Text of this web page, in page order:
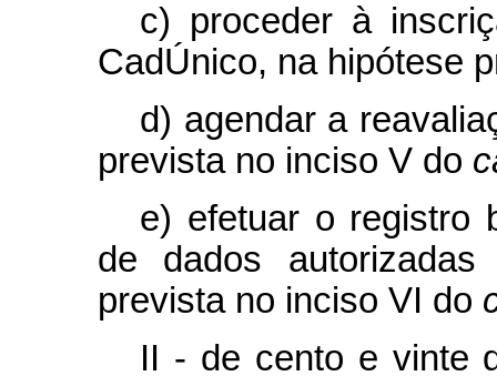
c) proceder à
CadÚnico, na hipótese
d) agendar a
prevista no inciso V do
e) efetuar o registro
de dados
prevista no inciso VI do
II - de cento e vinte